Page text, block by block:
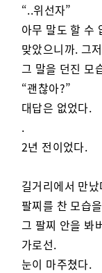
“..위선자”
아무 말도 할 수
맞았으니까. 그
그 말을 던진 모
“괜찮아?”
대답은 없었다.
.
2년 전이었다.
길거리에서 만
팔찌를 찬 모습
그 팔찌 안을 봐
가로선.
눈이 마주쳤다.